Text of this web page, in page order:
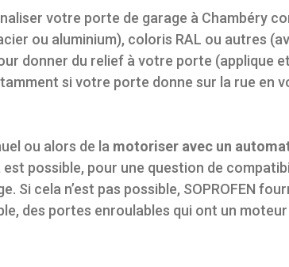
votre porte de garage à Chambéry
ou aluminium), coloris RAL ou autres
donner du relief à votre porte (applique
si votre porte donne sur la rue en
ou alors de la motoriser avec un
possible, pour une question de
Si cela n’est pas possible, SOPROFEN
des portes enroulables qui ont un